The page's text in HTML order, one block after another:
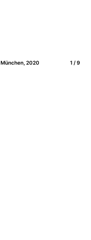
München, 2020 1 / 9